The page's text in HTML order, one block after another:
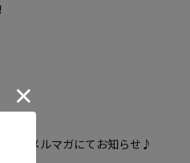
況をメルマガにてお知らせ♪